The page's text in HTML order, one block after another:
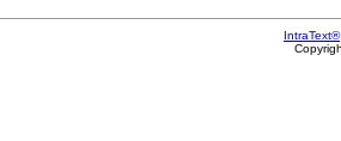
IntraText®